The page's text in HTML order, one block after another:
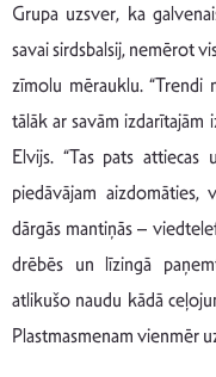
Grupa uzsver, ka
savai sirdsbalsij, nemērot
zīmolu mērauklu. “Trendi
tālāk ar savām izdarītajām
Elvijs. “Tas pats attiecas
piedāvājam aizdomāties,
dārgās mantiņās –
drēbēs un līzingā
atlikušo naudu kādā
Plastmasmenam vienmēr